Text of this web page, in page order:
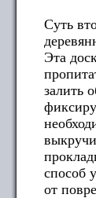
Суть
Эта
залить
способ
от